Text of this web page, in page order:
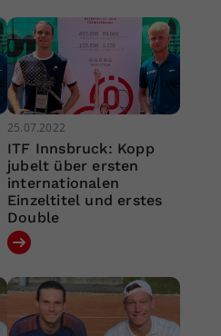
25.07.2022
ITF Innsbruck: Kopp
jubelt über ersten
internationalen
Einzeltitel und erstes
Double